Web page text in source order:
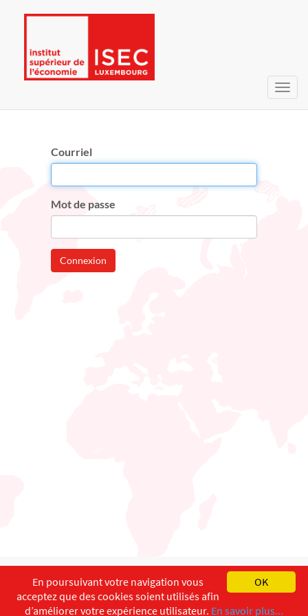
Courriel
Mot de passe
Connexion
English Français
Copyright ©ISEC-AdW Aspects légaux
OK
En poursuivant votre navigation vous
acceptez que des cookies soient utilisés afin
d’améliorer votre expérience utilisateur. En savoir plus...